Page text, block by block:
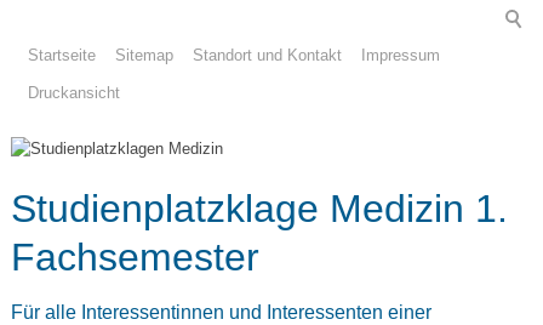
Startseite Sitemap Standort und Kontakt Impressum
Druckansicht
Studienplatzklage Medizin 1.
Fachsemester
Für alle Interessentinnen und Interessenten einer